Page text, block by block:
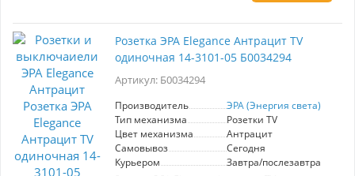
специальных навыков, а ее компактные
месте. ЭРА — это надежность и безопасность,
проверенные временем.
Розетка ЭРА Elegance Антрацит TV
одиночная 14-3101-05 Б0034294
Артикул: Б0034294
Производитель
ЭРА (Энергия света)
Тип механизма
Розетки TV
Цвет механизма
Антрацит
Самовывоз
Сегодня
Курьером
Завтра/послезавтра